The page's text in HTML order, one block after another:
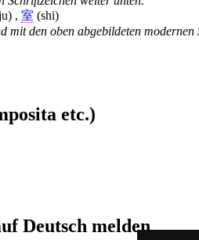
, 室 (shi)
mit den oben abgebildeten
etc.)
Deutsch melden